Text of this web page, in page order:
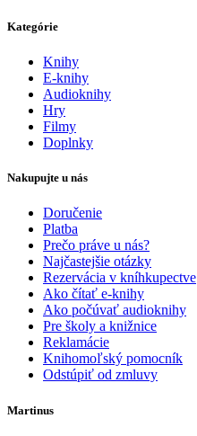
Kategórie
Knihy
E-knihy
Audioknihy
Hry
Filmy
Doplnky
Nakupujte u nás
Doručenie
Platba
Prečo práve u nás?
Najčastejšie otázky
Rezervácia v kníhkupectve
Ako čítať e-knihy
Ako počúvať audioknihy
Pre školy a knižnice
Reklamácie
Knihomoľský pomocník
Odstúpiť od zmluvy
Martinus